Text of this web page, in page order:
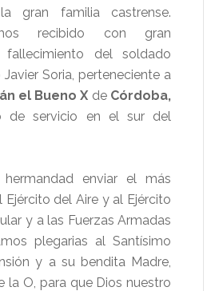
gran familia castrense.
recibido con gran
fallecimiento del soldado
Soria, perteneciente a
el Bueno X de Córdoba,
de servicio en el sur del
enviar el más
del Aire y al Ejército
y a las Fuerzas Armadas
plegarias al Santísimo
y a su bendita Madre,
la O, para que Dios nuestro